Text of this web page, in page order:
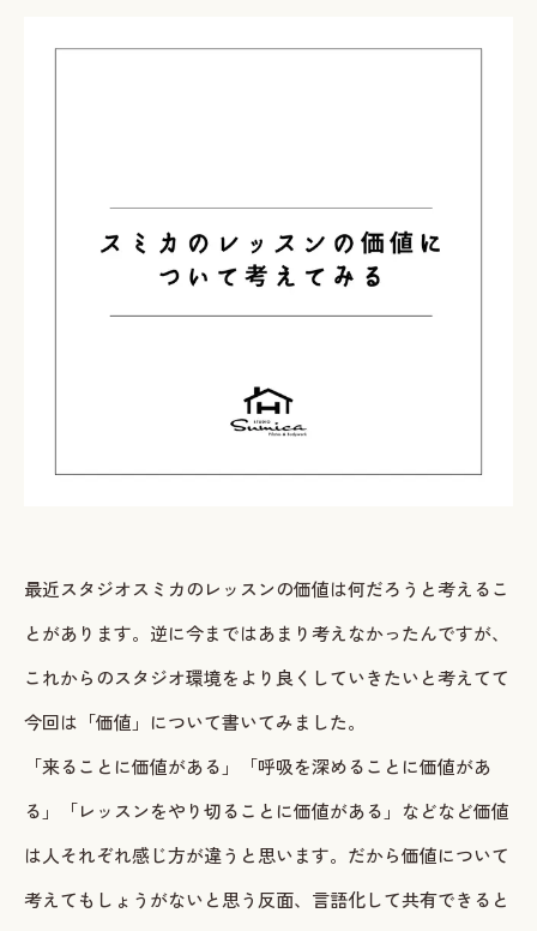
お知らせ
LINEで予約・相談する
最近スタジオスミカのレッスンの価値は何だろうと考えるこ
とがあります。逆に今まではあまり考えなかったんですが、
これからのスタジオ環境をより良くしていきたいと考えてて
今回は「価値」について書いてみました。
「来ることに価値がある」「呼吸を深めることに価値があ
る」「レッスンをやり切ることに価値がある」などなど価値
は人それぞれ感じ方が違うと思います。だから価値について
考えてもしょうがないと思う反面、言語化して共有できると